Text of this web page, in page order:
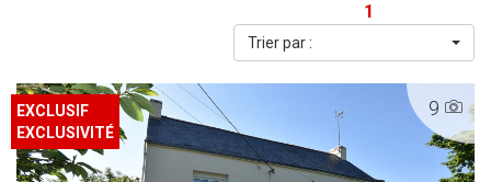
1
Trier par :
9
EXCLUSIF
EXCLUSIVITÉ